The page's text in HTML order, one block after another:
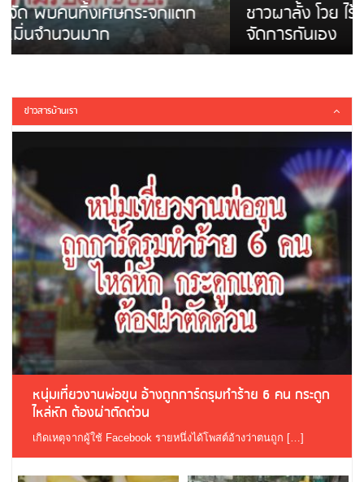
ชาวผาลั้ง โวย ไร้หน่วยงานดูแล ดินสไลด์ ต้อง
จัดการกันเอง
ข่าวสารบ้านเรา
หนุ่มเที่ยวงานพ่อขุน อ้างถูกการ์ดรุมทำร้าย 6 คน กระดูก
ไหล่หัก ต้องผ่าตัดด่วน
เกิดเหตุจากผู้ใช้ Facebook รายหนึ่งได้โพสต์อ้างว่าตนถูก […]